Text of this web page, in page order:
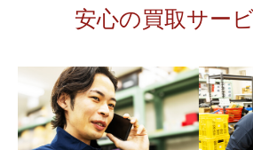
安心の買取サービ